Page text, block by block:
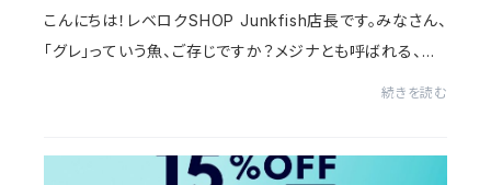
こんにちは！レベロクSHOP Junkfish店長です。みなさん、
「グレ」っていう魚、ご存じですか？メジナとも呼ばれる、波
続きを読む